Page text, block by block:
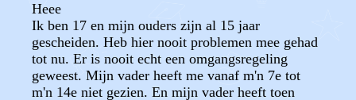
Heee
Ik ben 17 en mijn ouders zijn al 15 jaar
gescheiden. Heb hier nooit problemen mee gehad
tot nu. Er is nooit echt een omgangsregeling
geweest. Mijn vader heeft me vanaf m'n 7e tot
m'n 14e niet gezien. En mijn vader heeft toen